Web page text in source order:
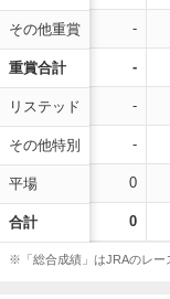
その他重賞
重賞合計
リステッド
その他特別
平場
合計
-
-
-
-
0
0
※「総合成績」はJRAのレー